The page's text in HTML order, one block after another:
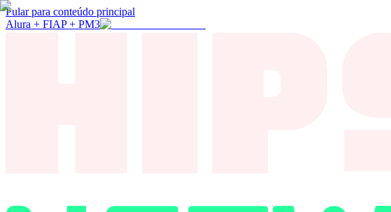
Pular para conteúdo principal
Alura + FIAP + PM3